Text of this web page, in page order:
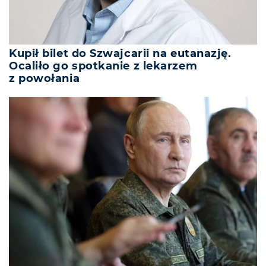
Kupił bilet do Szwajcarii na eutanazję.
Ocaliło go spotkanie z lekarzem
z powołania